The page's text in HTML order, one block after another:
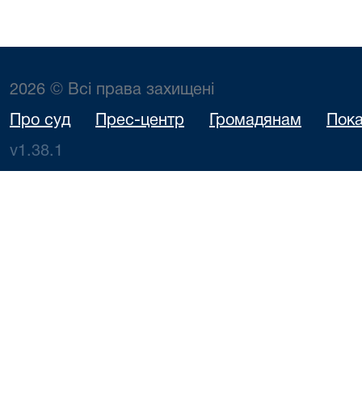
2026 © Всі права захищені
Про суд Прес-центр Громадянам
v1.38.1